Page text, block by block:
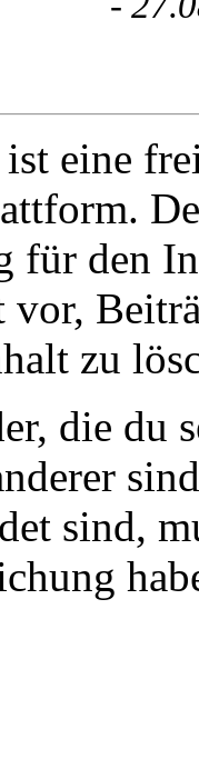
eine
für den
vor,
zu
die du
sind,